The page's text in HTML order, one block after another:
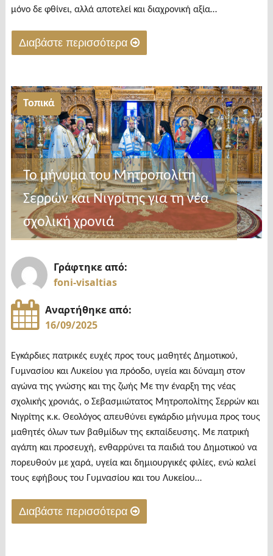
μόνο δε φθίνει, αλλά αποτελεί και διαχρονική αξία…
Διαβάστε περισσότερα
η
επιτυχία
της
πανήγυρης
της
Σκοτούσσας"
Τοπικά
Το μήνυμα του Μητροπολίτη
Σερρών και Νιγρίτης για τη νέα
σχολική χρονιά
Γράφτηκε από:
foni-visaltias
Αναρτήθηκε από:
16/09/2025
Εγκάρδιες πατρικές ευχές προς τους μαθητές Δημοτικού,
Γυμνασίου και Λυκείου για πρόοδο, υγεία και δύναμη στον
αγώνα της γνώσης και της ζωής Με την έναρξη της νέας
σχολικής χρονιάς, ο Σεβασμιώτατος Μητροπολίτης Σερρών και
Νιγρίτης κ.κ. Θεολόγος απευθύνει εγκάρδιο μήνυμα προς τους
μαθητές όλων των βαθμίδων της εκπαίδευσης. Με πατρική
αγάπη και προσευχή, ενθαρρύνει τα παιδιά του Δημοτικού να
πορευθούν με χαρά, υγεία και δημιουργικές φιλίες, ενώ καλεί
τους εφήβους του Γυμνασίου και του Λυκείου…
Διαβάστε περισσότερα